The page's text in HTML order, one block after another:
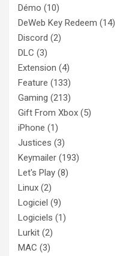
Démo (10)
DeWeb Key Redeem (14)
Discord (2)
DLC (3)
Extension (4)
Feature (133)
Gaming (213)
Gift From Xbox (5)
iPhone (1)
Justices (3)
Keymailer (193)
Let's Play (8)
Linux (2)
Logiciel (9)
Logiciels (1)
Lurkit (2)
MAC (3)